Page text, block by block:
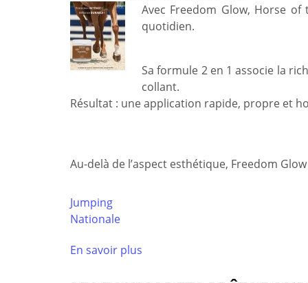
Avec Freedom Glow, Horse
quotidien.
Sa formule 2 en 1 associe la
collant.
Résultat : une application rapide, propre et
Au-delà de l’aspect esthétique, Freedom
Jumping
Nationale
En savoir plus